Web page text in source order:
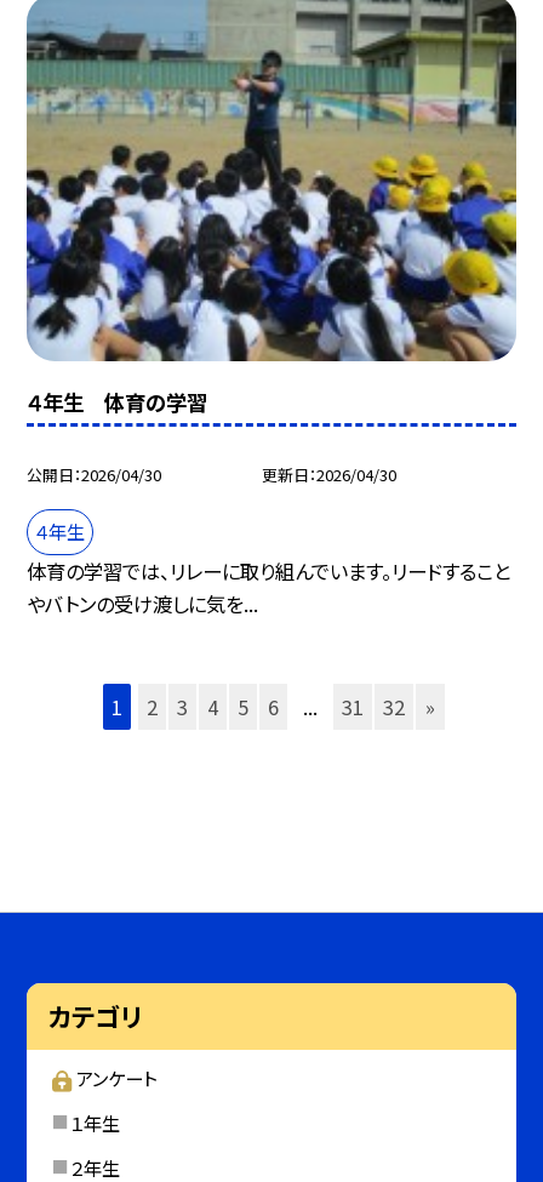
４年生 体育の学習
公開日 2026/04/30 更新日 2026/04/30
４年生
体育の学習では、リレーに取り組んでいます。リードすること
やバトンの受け渡しに気を...
1 2 3 4 5 6 ... 31 32 »
カテゴリ
アンケート
１年生
２年生